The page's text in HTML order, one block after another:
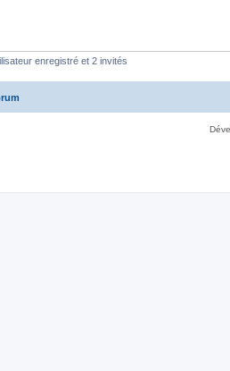
enregistré et 2 invités